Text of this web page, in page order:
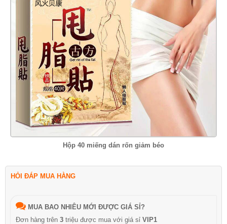
Hộp 40 miếng dán rốn giảm béo
HỎI ĐÁP MUA HÀNG
MUA BAO NHIÊU MỚI ĐƯỢC GIÁ SỈ?
Đơn hàng trên 3 triệu được mua với giá sỉ VIP1